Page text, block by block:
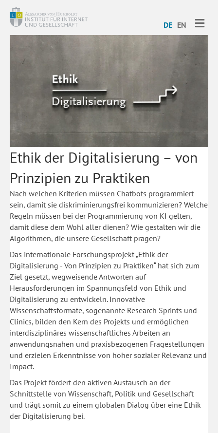
DE EN
Ethik der Digitalisierung – von
Prinzipien zu Praktiken
Nach welchen Kriterien müssen Chatbots programmiert
sein, damit sie diskriminierungsfrei kommunizieren? Welche
Regeln müssen bei der Programmierung von KI gelten,
damit diese dem Wohl aller dienen? Wie gestalten wir die
Algorithmen, die unsere Gesellschaft prägen?
Das internationale Forschungsprojekt „Ethik der
Digitalisierung - Von Prinzipien zu Praktiken“ hat sich zum
Ziel gesetzt, wegweisende Antworten auf
Herausforderungen im Spannungsfeld von Ethik und
Digitalisierung zu entwickeln. Innovative
Wissenschaftsformate, sogenannte Research Sprints und
Clinics, bilden den Kern des Projekts und ermöglichen
interdisziplinäres wissenschaftliches Arbeiten an
anwendungsnahen und praxisbezogenen Fragestellungen
und erzielen Erkenntnisse von hoher sozialer Relevanz und
Impact.
Das Projekt fördert den aktiven Austausch an der
Schnittstelle von Wissenschaft, Politik und Gesellschaft
und trägt somit zu einem globalen Dialog über eine Ethik
der Digitalisierung bei.